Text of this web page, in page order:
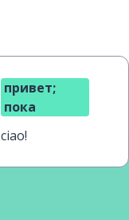
привет;
пока
ciao!